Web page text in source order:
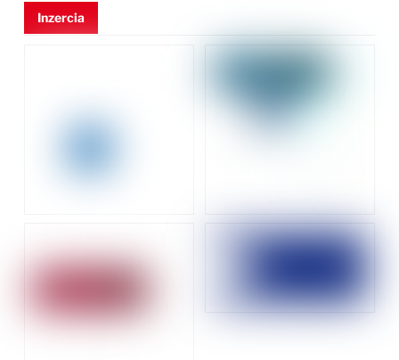
Inzercia